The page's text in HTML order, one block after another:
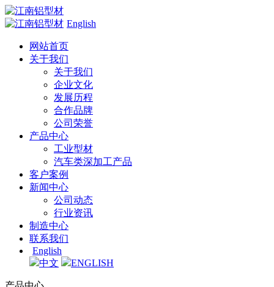
English
网站首页
关于我们
关于我们
企业文化
发展历程
合作品牌
公司荣誉
产品中心
工业型材
汽车类深加工产品
客户案例
新闻中心
公司动态
行业资讯
制造中心
联系我们
English
中文
ENGLISH